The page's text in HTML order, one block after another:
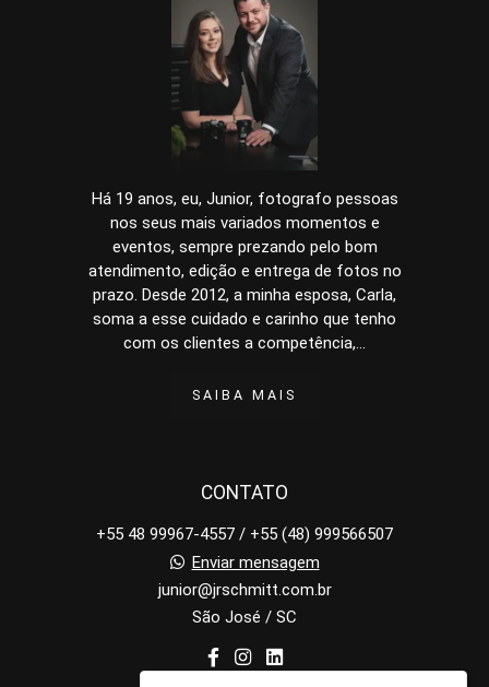
Há 19 anos, eu, Junior, fotografo pessoas
nos seus mais variados momentos e
eventos, sempre prezando pelo bom
atendimento, edição e entrega de fotos no
prazo. Desde 2012, a minha esposa, Carla,
soma a esse cuidado e carinho que tenho
com os clientes a competência,...
SAIBA MAIS
CONTATO
+55 48 99967-4557 / +55 (48) 999566507
Enviar mensagem
junior@jrschmitt.com.br
São José / SC